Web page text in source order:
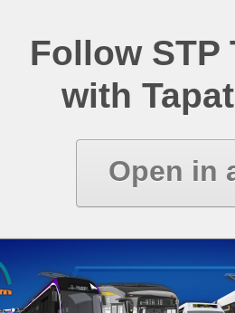
Follow STP
with
Open in